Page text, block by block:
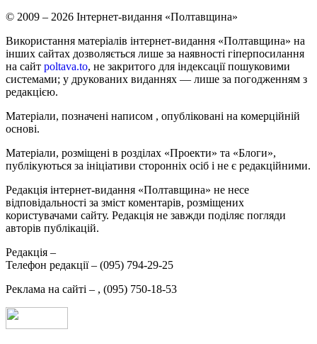
© 2009 – 2026 Інтернет-видання «Полтавщина»
Використання матеріалів інтернет-видання «Полтавщина» на
інших сайтах дозволяється лише за наявності гіперпосилання
на сайт poltava.to, не закритого для індексації пошуковими
системами; у друкованих виданнях — лише за погодженням з
редакцією.
Матеріали, позначені написом , опубліковані на комерційній
основі.
Матеріали, розміщені в розділах «Проекти» та «Блоги»,
публікуються за ініціативи сторонніх осіб і не є редакційними.
Редакція інтернет-видання «Полтавщина» не несе
відповідальності за зміст коментарів, розміщених
користувачами сайту. Редакція не завжди поділяє погляди
авторів публікацій.
Редакція –
Телефон редакції – (095) 794-29-25
Реклама на сайті – , (095) 750-18-53